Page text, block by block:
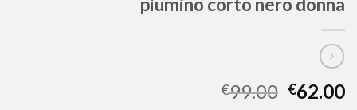
piumino corto nero donna
€99.00 €62.00